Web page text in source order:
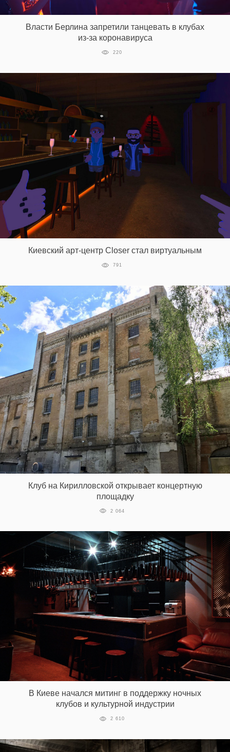
Власти Берлина запретили танцевать в клубах
из-за коронавируса
220
Киевский арт-центр Closer стал виртуальным
791
Клуб на Кирилловской открывает концертную
площадку
2 064
В Киеве начался митинг в поддержку ночных
клубов и культурной индустрии
2 610